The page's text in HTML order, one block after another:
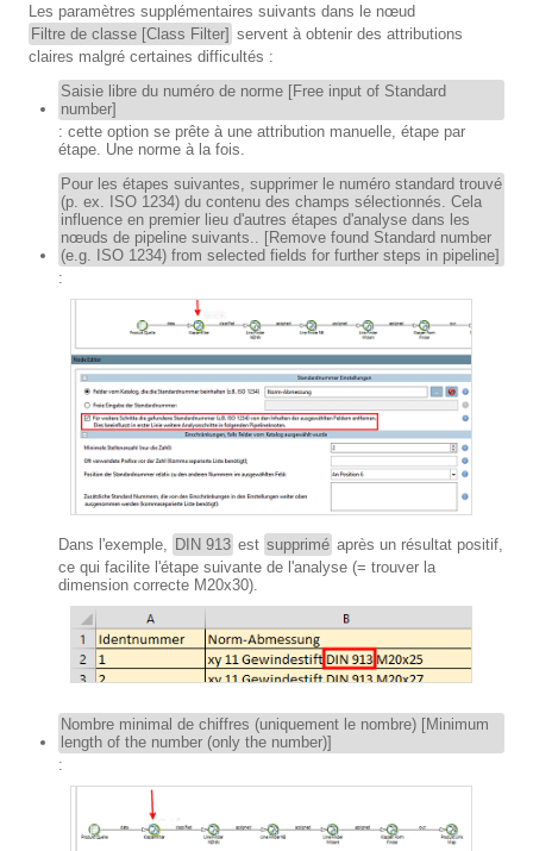
Les paramètres supplémentaires suivants dans le nœud
Filtre de classe [Class Filter] servent à obtenir des attributions
claires malgré certaines difficultés :
Saisie libre du numéro de norme [Free input of Standard
number]
: cette option se prête à une attribution manuelle, étape par
étape. Une norme à la fois.
Pour les étapes suivantes, supprimer le numéro standard trouvé
(p. ex. ISO 1234) du contenu des champs sélectionnés. Cela
influence en premier lieu d'autres étapes d'analyse dans les
nœuds de pipeline suivants.. [Remove found Standard number
(e.g. ISO 1234) from selected fields for further steps in pipeline]
:
Dans l'exemple, DIN 913 est supprimé après un résultat positif,
ce qui facilite l'étape suivante de l'analyse (= trouver la
dimension correcte M20x30).
Nombre minimal de chiffres (uniquement le nombre) [Minimum
length of the number (only the number)]
: